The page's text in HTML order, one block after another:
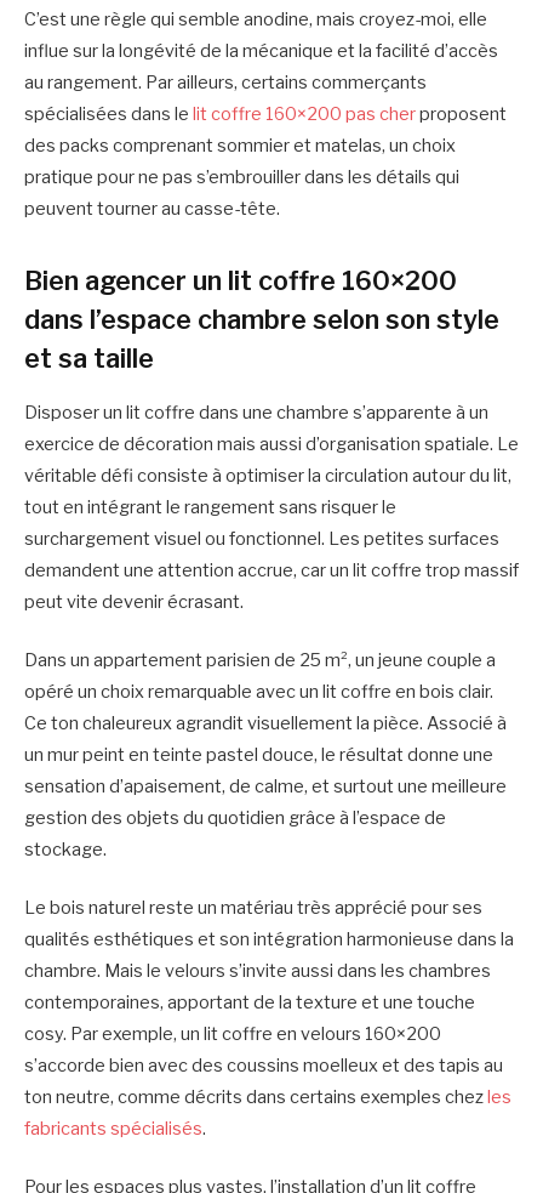
C’est une règle qui semble anodine, mais croyez-moi, elle
influe sur la longévité de la mécanique et la facilité d’accès
au rangement. Par ailleurs, certains commerçants
spécialisées dans le lit coffre 160×200 pas cherproposent
des packs comprenant sommier et matelas, un choix
pratique pour ne pas s’embrouiller dans les détails qui
peuvent tourner au casse-tête.
Bien agencer un lit coffre 160×200
dans l’espace chambre selon son style
et sa taille
Disposer un lit coffre dans une chambre s’apparente à un
exercice de décoration mais aussi d’organisation spatiale. Le
véritable défi consiste à optimiser la circulation autour du lit,
tout en intégrant le rangement sans risquer le
surchargement visuel ou fonctionnel. Les petites surfaces
demandent une attention accrue, car un lit coffre trop massif
peut vite devenir écrasant.
Dans un appartement parisien de 25 m², un jeune couple a
opéré un choix remarquable avec un lit coffre en bois clair.
Ce ton chaleureux agrandit visuellement la pièce. Associé à
un mur peint en teinte pastel douce, le résultat donne une
sensation d’apaisement, de calme, et surtout une meilleure
gestion des objets du quotidien grâce à l’espace de
stockage.
Le bois naturel reste un matériau très apprécié pour ses
qualités esthétiques et son intégration harmonieuse dans la
chambre. Mais le velours s’invite aussi dans les chambres
contemporaines, apportant de la texture et une touche
cosy. Par exemple, un lit coffre en velours 160×200
s’accorde bien avec des coussins moelleux et des tapis au
ton neutre, comme décrits dans certains exemples chezles
fabricants spécialisés.
Pour les espaces plus vastes, l’installation d’un lit coffre